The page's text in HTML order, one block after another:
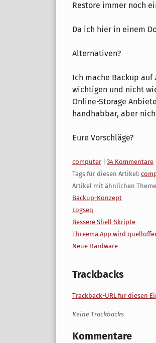
Restore immer noch
Da ich hier in einem
Alternativen?
Ich mache Backup
wichtigen und nicht
Online-Storage
handhabbar, aber
Eure Vorschläge?
Kategorien:
computer
34 Kommentare
Tags für diesen Artikel:
Artikel mit ähnlichen
Backup-Konzept
Logseq
Bessere Shell-Skripte
Threema App wird
Neue Hardware
Trackbacks
Trackback-URL für diesen
Keine Trackbacks
Kommentare